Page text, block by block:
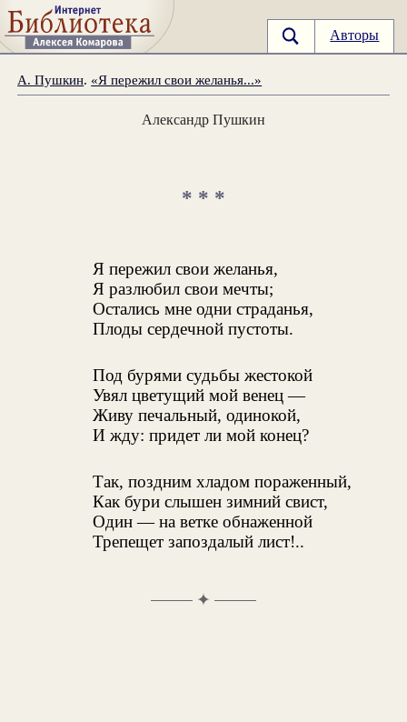
Авторы
А. Пушкин. «Я пережил свои желанья...»
Александр Пушкин
* * *
Я пережил свои желанья,
Я разлюбил свои мечты;
Остались мне одни страданья,
Плоды сердечной пустоты.
Под бурями судьбы жестокой
Увял цветущий мой венец —
Живу печальный, одинокой,
И жду: придет ли мой конец?
Так, поздним хладом пораженный,
Как бури слышен зимний свист,
Один — на ветке обнаженной
Трепещет запоздалый лист!..
✦